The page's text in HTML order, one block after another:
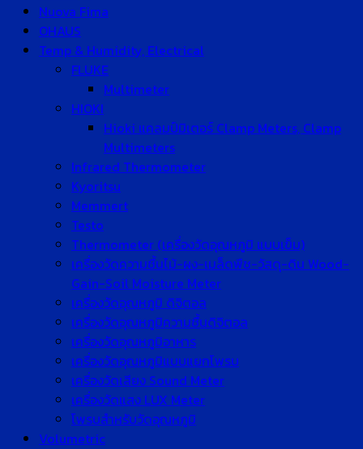
Nuova Fima
OHAUS
Temp & Humidity, Electrical
FLUKE
Multimeter
HIOKI
Hioki แคลมป์มิเตอร์ Clamp Meters, Clamp
Multimeters
Infrared Thermometer
Kyoritsu
Memmert
Testo
Thermometer (เครื่องวัดอุณหภูมิ แบบเข็ม)
เครื่องวัดความชื้นไม้-ผง-เมล็ดพืช-วัสดุ-ดิน Wood-
Gain-Soil Moisture Meter
เครื่องวัดอุณหภูมิ ดิจิตอล
เครื่องวัดอุณหภูมิความชื้นดิจิตอล
เครื่องวัดอุณหภูมิอาหาร
เครื่องวัดอุณหภูมิแบบแยกโพรบ
เครื่องวัดเสียง Sound Meter
เครื่องวัดแสง LUX Meter
โพรบสำหรับวัดอุณหภูมิ
Volumetric